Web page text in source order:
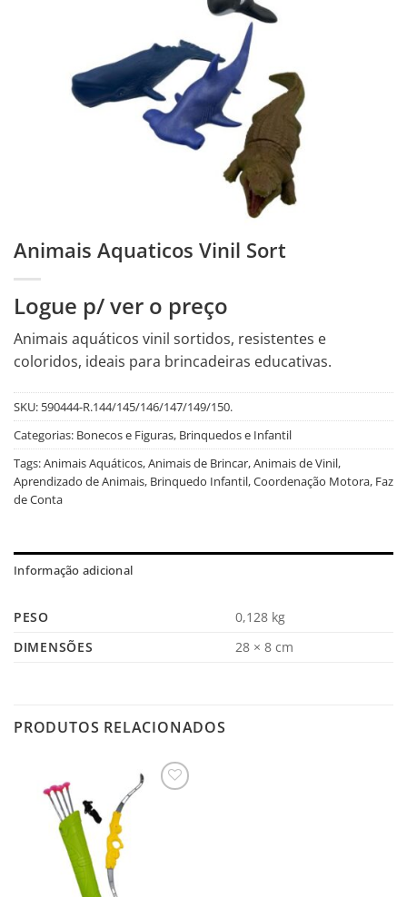
Animais Aquaticos Vinil Sort
Logue p/ ver o preço
Animais aquáticos vinil sortidos, resistentes e
coloridos, ideais para brincadeiras educativas.
SKU: 590444-R.144/145/146/147/149/150.
Categorias: Bonecos e Figuras, Brinquedos e Infantil
Tags:Animais Aquáticos,Animais de Brincar,Animais de Vinil,
Aprendizado de Animais, Brinquedo Infantil,Coordenação Motora, Faz
de Conta
Informação adicional
PESO
0,128 kg
DIMENSÕES
28 × 8 cm
PRODUTOS RELACIONADOS